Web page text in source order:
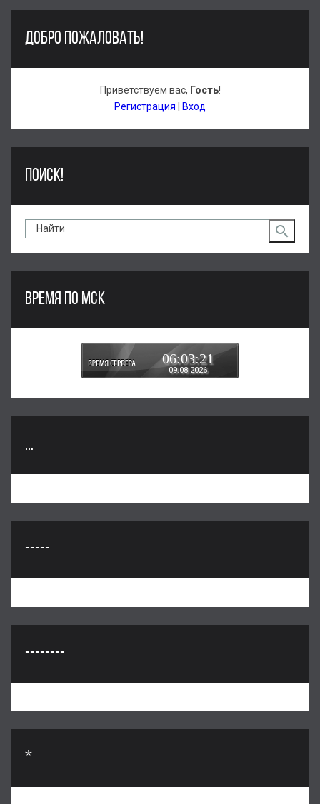
ДОБРО ПОЖАЛОВАТЬ!
Приветствуем вас, Гость!
Регистрация
Вход
ПОИСК!
ВРЕМЯ ПО МСК
06:03:21
09.08.2026
...
-----
--------
*